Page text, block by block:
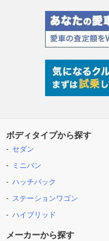
ボディタイプから探す
セダン
ミニバン
ハッチバック
ステーションワゴン
ハイブリッド
メーカーから探す